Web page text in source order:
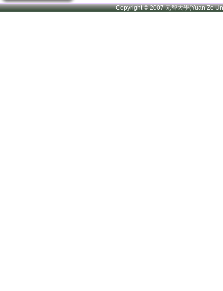
Copyright © 2007 元智大學(Yuan Ze